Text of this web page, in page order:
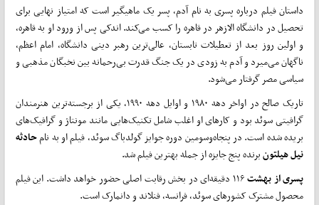
داستان فیلم درباره پسری به نام آدم، پسر یک ماهیگیر است که امتیاز نهایی برای
تحصیل در دانشگاه الازهر در قاهره را کسب می‌کند. اندکی پس از ورود او به قاهره،
و اولین روز بعد از تعطیلات تابستان، عالی‌ترین رهبر دینی دانشگاه، امام اعظم،
ناگهان می‌میرد و آدم به زودی در یک جنگ قدرت بی‌رحمانه بین نخبگان مذهبی و
سیاسی مصر گرفتار می‌شود.
تاریک صالح در اواخر دهه ۱۹۸۰ و اوایل دهه ۱۹۹۰، یکی از برجسته‌ترین هنرمندان
گرافیتی سوئد بود و کارهای او اغلب شامل تکنیک‌هایی مانند مونتاژ و گرافیک‌های
بریده شده است. در پنجاه‌وسومین دوره جوایز گولدباگ سوئد، فیلم او به نامحادثه
نیلهیلتونبرنده پنج جایزه از جمله بهترین فیلم شد.
پسریازبهشت
۱۱۶ دقیقه‌ای در بخش رقابت اصلی حضور خواهد داشت. این فیلم
محصول مشترک کشورهای سوئد، فرانسه، فنلاند و دانمارک است.